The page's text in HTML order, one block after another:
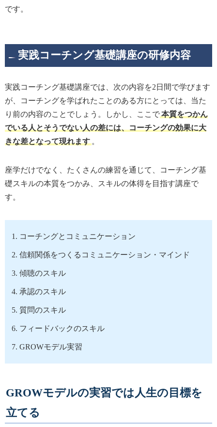
です。
実践コーチング基礎講座の研修内容
実践コーチング基礎講座では、次の内容を2日間で学びます
が、コーチングを学ばれたことのある方にとっては、当た
り前の内容のことでしょう。しかし、ここで本質をつかん
でいる人とそうでない人の差には、コーチングの効果に大
きな差となって現れます 。
座学だけでなく、たくさんの練習を通じて、コーチング基
礎スキルの本質をつかみ、スキルの体得を目指す講座で
す。
コーチングとコミュニケーション
信頼関係をつくるコミュニケーション・マインド
傾聴のスキル
承認のスキル
質問のスキル
フィードバックのスキル
GROWモデル実習
GROWモデルの実習では人生の目標を
立てる